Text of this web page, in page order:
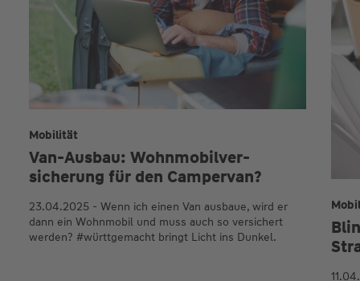
Van-Ausbau: Wohn­mobil­ver­
sicherung für den Camper­van?
Mobilität
23.04.2025 - Wenn ich einen Van ausbaue, wird er
dann ein Wohnmobil und muss auch so versichert
werden? #württgemacht bringt Licht ins Dunkel.